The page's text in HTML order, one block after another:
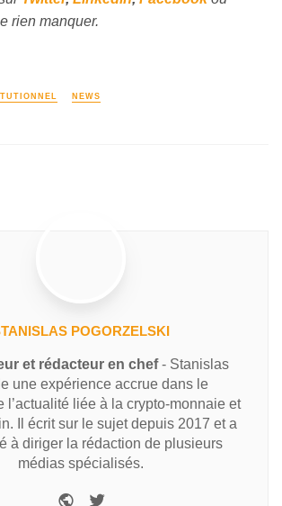
rien manquer.
NEWS
POGORZELSKI
et rédacteur en chef- Stanislas
une expérience accrue dans le
l’actualité liée à la crypto-monnaie et
Il écrit sur le sujet depuis 2017 et a
à diriger la rédaction de plusieurs
médias spécialisés.